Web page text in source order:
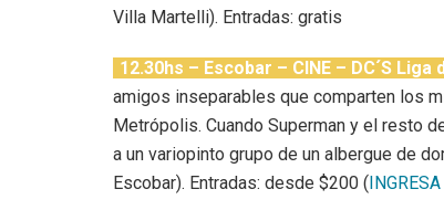
Villa Martelli). Entradas: gratis
12.30hs – Escobar – CINE – DC´S
amigos inseparables que comparten los
Metrópolis. Cuando Superman y el resto
a un variopinto grupo de un albergue de
Escobar). Entradas: desde $200 (